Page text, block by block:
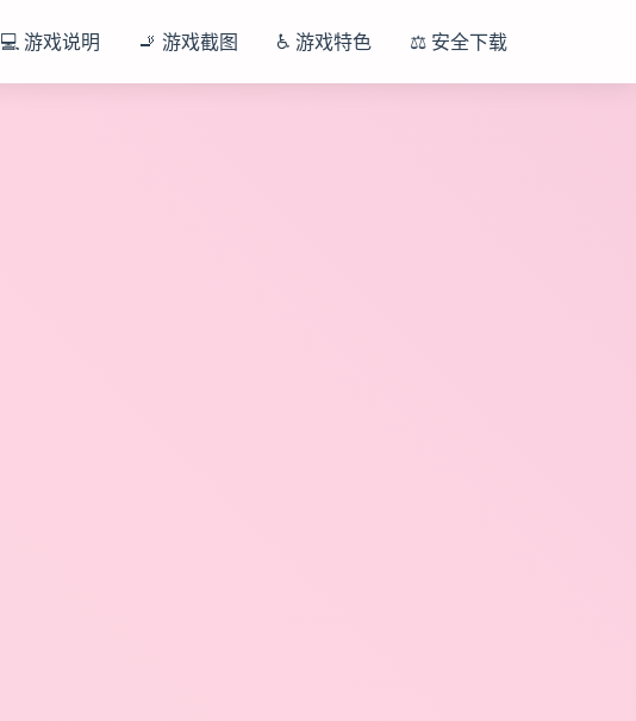
💻 游戏说明 🚬 游戏截图 ♿ 游戏特色 ⚖️ 安全下载